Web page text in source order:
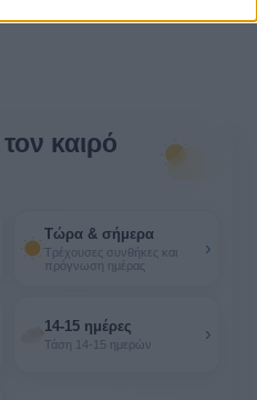
καιρό
Τώρα & σήμερα
Τρέχουσες συνθήκες και
πρόγνωση ημέρας
›
14-15 ημέρες
Τάση 14-15 ημερών ›